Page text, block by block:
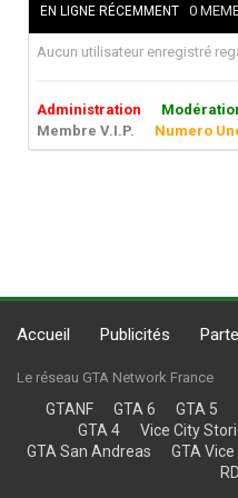
EN LIGNE RÉCEMMENT 0
Aucun utilisateur enregistré
Administration
Membre V.I.P.
Numero
Accueil Publicités
Le réseau GTA Network France
GTANF GTA 6 GTA 5
GTA 4
Vice City
GTA San Andreas
GTA